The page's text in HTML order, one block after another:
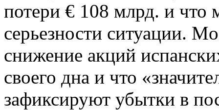
потери € 108 млрд. и что
серьезности ситуации.
снижение акций
своего дна и что
зафиксируют убытки в